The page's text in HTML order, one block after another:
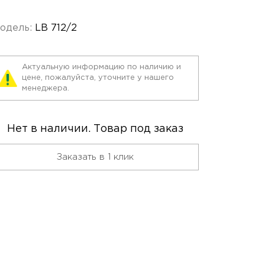
LB 712/2
Актуальную информацию по наличию и
цене, пожалуйста, уточните у нашего
менеджера.
Нет в наличии. Товар под заказ
Заказать в 1 клик